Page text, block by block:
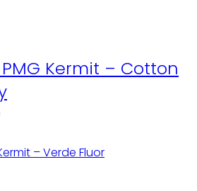
Kermit – Cotton